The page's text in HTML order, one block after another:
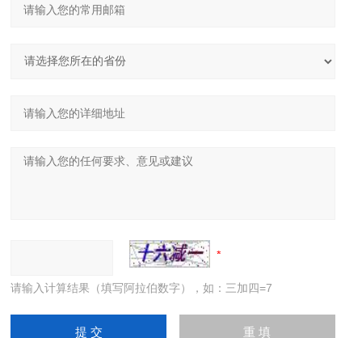
请输入计算结果（填写阿拉伯数字），如：三加四=7